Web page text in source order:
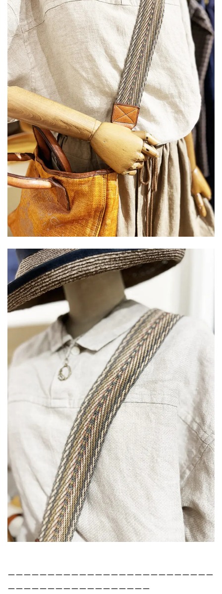
ーーーーーーーーーーーーーーーーーーーーーーーーーー
ーーーーーーーーーーーーーーーーーー